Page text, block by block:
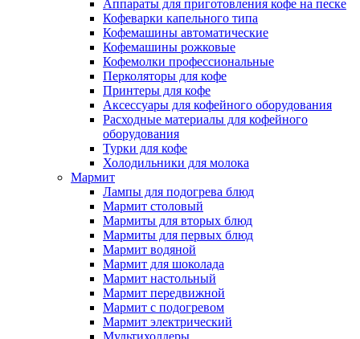
Аппараты для приготовления кофе на песке
Кофеварки капельного типа
Кофемашины автоматические
Кофемашины рожковые
Кофемолки профессиональные
Перколяторы для кофе
Принтеры для кофе
Аксессуары для кофейного оборудования
Расходные материалы для кофейного
оборудования
Турки для кофе
Холодильники для молока
Мармит
Лампы для подогрева блюд
Мармит столовый
Мармиты для вторых блюд
Мармиты для первых блюд
Мармит водяной
Мармит для шоколада
Мармит настольный
Мармит передвижной
Мармит с подогревом
Мармит электрический
Мультихолдеры